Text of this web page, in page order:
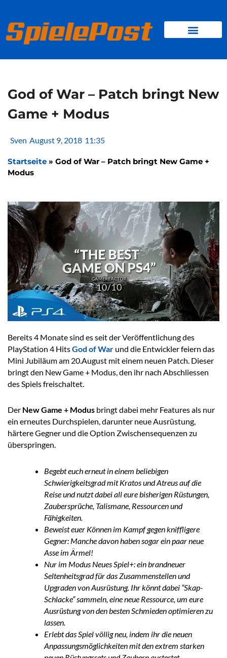
springen
God of War – Patch bringt New
Game + Modus
Sven August 9, 2018 11:35
Startseite » God of War – Patch bringt New Game +
Modus
Bereits 4 Monate sind es seit der Veröffentlichung des
PlayStation 4 HitsGod of War und die Entwickler feiern das
Mini Jubiläum am 20.August mit einem neuen Patch. Dieser
bringt den New Game + Modus, den ihr nach Abschliessen
des Spiels freischaltet.
Der New Game + Modus bringt dabei mehr Features als nur
ein erneutes Durchspielen, darunter neue Ausrüstung,
härtere Gegner und die Option Zwischensequenzen zu
überspringen.
Begebt euch erneut in einem beliebigen
Schwierigkeitsgrad mit Kratos und Atreus auf die
Reise und nutzt dabei all eure bisherigen Rüstungen,
Zaubersprüche, Talismane, Ressourcen und
Fähigkeiten.
Beweist euer Können im Kampf gegen kniffligere
Gegner: Manche davon haben sogar ein paar neue
Asse im Ärmel!
Nur im Modus Neues Spiel+: ein brandneuer
Seltenheitsgrad für das Zusammenstellen und
Upgraden von Ausrüstung. Ihr könnt dabei “Skap-
Schlacke” sammeln, eine neue Ressource, um eure
Ausrüstung von den besten Schmieden optimieren zu
lassen.
Erlebt das Spiel völlig neu, indem ihr die neuen
Anpassungsmöglichkeiten mit den extrem starken